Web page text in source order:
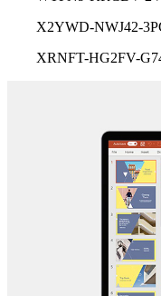
X2YWD-NWJ42-
XRNFT-HG2FV-